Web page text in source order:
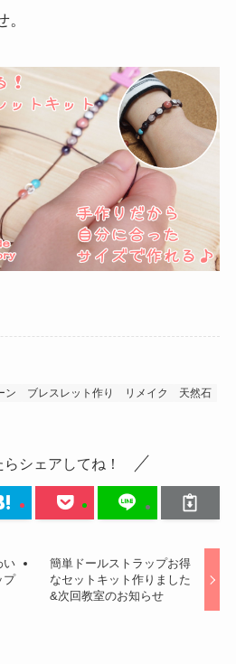
ン ブレスレット作り リメイク
天然石
シェアしてね！
い
プ
簡単ドールストラップお得
なセットキット作りました
&次回教室のお知らせ